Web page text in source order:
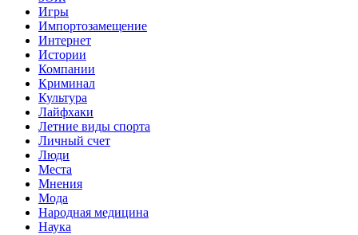
Игры
Импортозамещение
Интернет
Истории
Компании
Криминал
Культура
Лайфхаки
Летние виды спорта
Личный счет
Люди
Места
Мнения
Мода
Народная медицина
Наука